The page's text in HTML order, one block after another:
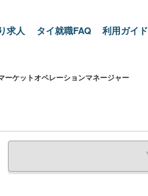
求人 タイ就職FAQ 利用ガイド
ーケットオペレーションマネージャー